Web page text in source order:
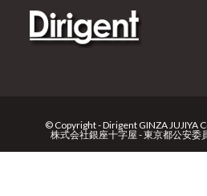
© Copyright - Dirigent GINZA JUJIYA
株式会社銀座十字屋 - 東京都公安